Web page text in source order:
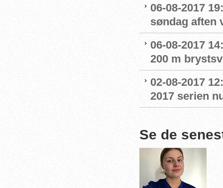
06-08-2017
søndag aften
06-08-2017
200 m
02-08-2017
2017 serien
Se de